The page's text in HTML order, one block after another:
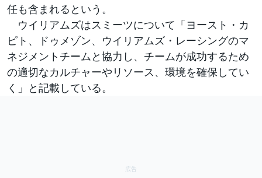
任も含まれるという。
ウイリアムズはスミーツについて「ヨースト・カ
ピト、ドゥメゾン、ウイリアムズ・レーシングのマ
ネジメントチームと協力し、チームが成功するため
の適切なカルチャーやリソース、環境を確保してい
く」と記載している。